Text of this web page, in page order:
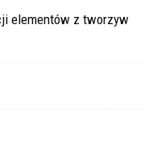
elementów z tworzyw